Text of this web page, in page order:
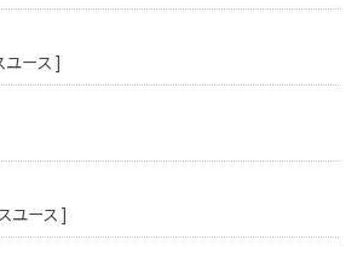
ユース ]
ユース ]